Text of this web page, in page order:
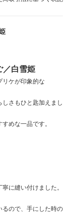
／白雪姫
リケが印象的な
さもひと匙加えまし
めな一品です。
に縫い付けました。
るので、手にした時の